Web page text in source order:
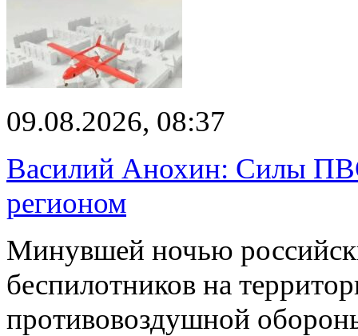
09.08.2026, 08:37
Василий Анохин: Силы
регионом
Минувшей ночью
беспилотников на
противовоздушной